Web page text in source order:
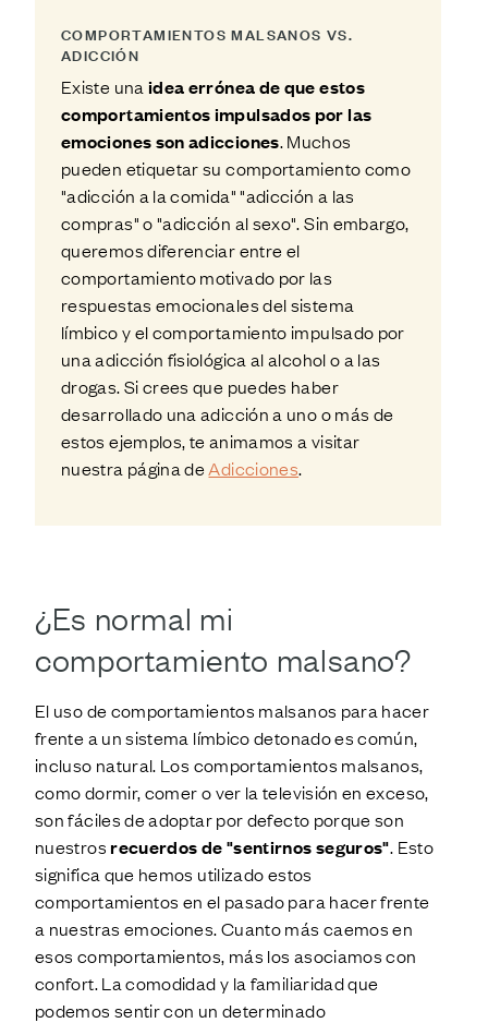
COMPORTAMIENTOSMALSANOS VS.
ADICCIÓN
Existe una idea errónea de que estos
comportamientos impulsados por las
emociones son adicciones. Muchos
pueden etiquetar su comportamiento como
"adicción a la comida" "adicción a las
compras" o "adicción al sexo". Sin embargo,
queremos diferenciar entre el
comportamiento motivado por las
respuestas emocionales del sistema
límbico y el comportamiento impulsado por
una adicción fisiológica al alcohol o a las
drogas. Si crees que puedes haber
desarrollado una adicción a uno o más de
estos ejemplos, te animamos a visitar
nuestra página deAdicciones.
¿Es normal mi
comportamiento malsano?
El uso de comportamientos malsanos para hacer
frente a un sistema límbico detonado es común,
incluso natural. Los comportamientos malsanos,
como dormir, comer o ver la televisión en exceso,
son fáciles de adoptar por defecto porque son
nuestros recuerdos de "sentirnos seguros". Esto
significa que hemos utilizado estos
comportamientos en el pasado para hacer frente
a nuestras emociones. Cuanto más caemos en
esos comportamientos, más los asociamos con
confort. La comodidad y la familiaridad que
podemos sentir con un determinado